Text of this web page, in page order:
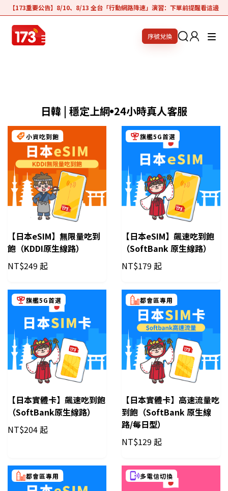
【173重要公告】8/10、8/13 全台「行動網路降速」演習：下單前提醒看這邊
序號兌換
日韓 | 穩定上網●24小時真人客服
小資吃到飽
【日本eSIM】無限量吃到
飽（KDDI原生線路）
NT$249 起
旗艦5G首選
【日本eSIM】飆速吃到飽
（SoftBank 原生線路）
NT$179 起
旗艦5G首選
【日本實體卡】飆速吃到飽
（SoftBank原生線路）
NT$204 起
都會區專用
【日本實體卡】高速流量吃
到飽（SoftBank 原生線
路/每日型）
NT$129 起
都會區專用 多電信切換